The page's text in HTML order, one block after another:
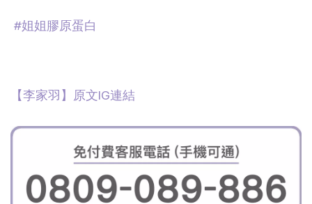
#姐姐膠原蛋白
【李家羽 】原文IG連結